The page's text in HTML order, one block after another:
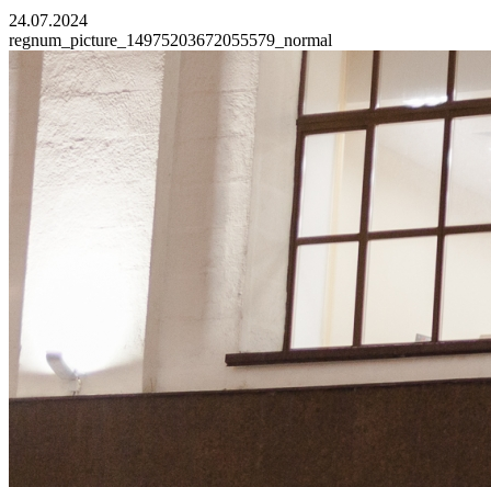
24.07.2024
regnum_picture_14975203672055579_normal